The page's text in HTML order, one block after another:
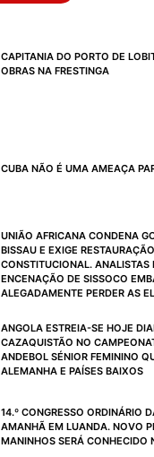
CAPITANIA DO PORTO DE
OBRAS NA FRESTINGA
CUBA NÃO É UMA AMEAÇA
UNIÃO AFRICANA CONDENA
BISSAU E EXIGE
CONSTITUCIONAL. ANALISTAS
ENCENAÇÃO DE SISSOCO
ALEGADAMENTE PERDER AS
ANGOLA ESTREIA-SE HOJE
CAZAQUISTÃO NO
ANDEBOL SÉNIOR FEMININO
ALEMANHA E PAÍSES BAIXOS
14.º CONGRESSO ORDINÁRIO
AMANHÃ EM LUANDA. NOVO
MANINHOS SERÁ CONHECIDO